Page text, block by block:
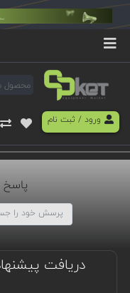
ورود/ ثبت نام
پاسخ
دریافت